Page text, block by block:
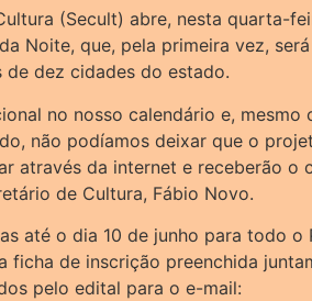
(Secult) abre, nesta quarta-
Noite, que, pela primeira vez,
dez cidades do estado.
no nosso calendário e, mesmo
não podíamos deixar que o
através da internet e receberão o
de Cultura, Fábio Novo.
até o dia 10 de junho para todo o
ficha de inscrição preenchida
pelo edital para o e-mail: